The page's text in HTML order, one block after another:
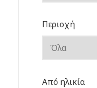
Περιοχή
Από ηλικία